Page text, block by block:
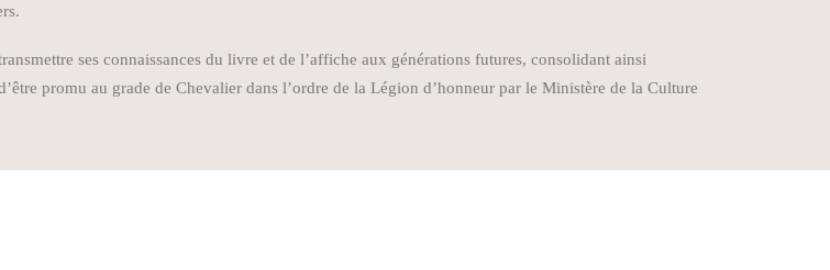
ses connaissances du livre et de l’affiche aux générations futures, consolidant ainsi
promu au grade de Chevalier dans l’ordre de la Légion d’honneur par le Ministère de la Culture